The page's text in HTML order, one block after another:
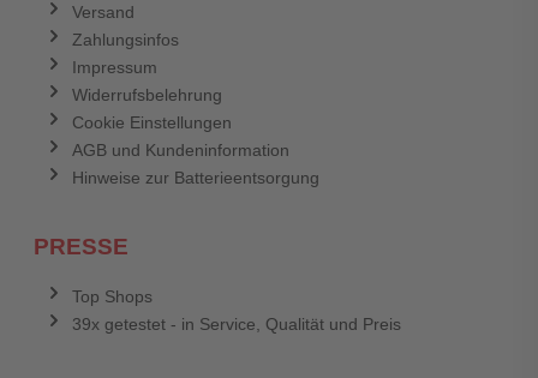
Versand
Zahlungsinfos
Impressum
Widerrufsbelehrung
Cookie Einstellungen
AGB und Kundeninformation
Hinweise zur Batterieentsorgung
PRESSE
Top Shops
39x getestet - in Service, Qualität und Preis